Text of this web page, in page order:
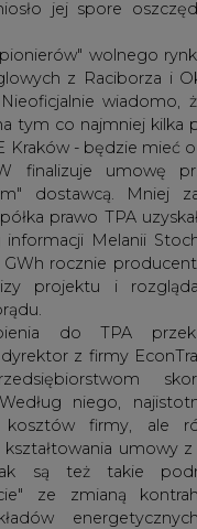
jej spore
wolnego
z Raciborza i
wiadomo,
tym co najmniej kilka
Kraków - będzie mieć
finalizuje umowę
dostawcą. Mniej
prawo TPA
informacji Melanii
GWh rocznie
projektu i
do TPA
z firmy
niego,
kosztów firmy, ale
umowy
są też takie
ze zmianą